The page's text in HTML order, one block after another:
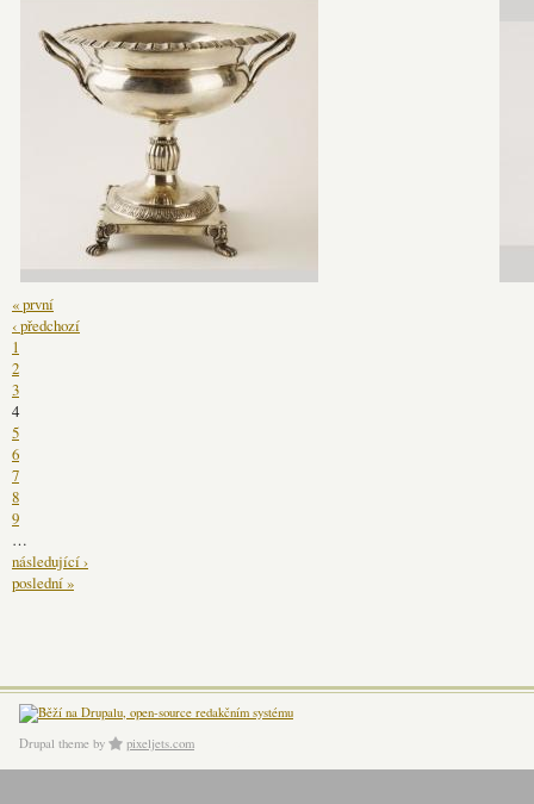
« první
‹ předchozí
1
2
3
4
5
6
7
8
9
…
následující ›
poslední »
Drupal theme by pixeljets.com